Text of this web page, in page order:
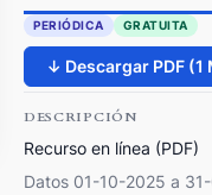
PERIÓDICA GRATUITA
↓ Descargar PDF (1
DESCRIPCIÓN
Recurso en línea (PDF)
Datos 01-10-2025 a